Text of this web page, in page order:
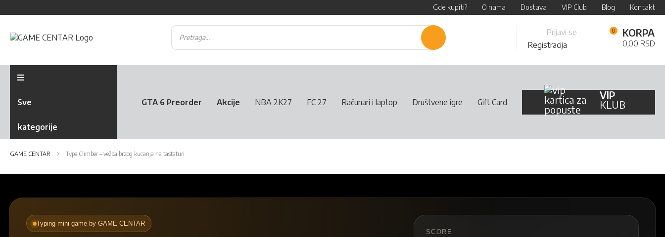
Gde kupiti? O nama Dostava VIP Club Blog Kontakt
Pretraži
Content
Prijavi se
Registracija
KORPA
0,00 RSD
Sve
kategorije
GTA 6 Preorder Akcije NBA 2K27 FC 27 Računari i laptop Društvene igre Gift Card
VIP
KLUB
GAME CENTAR Type Climber – vežba brzog kucanja na tastaturi
Typing mini game by GAME CENTAR
SCORE